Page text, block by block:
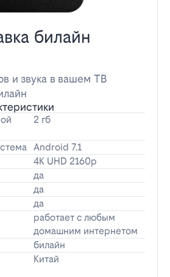
билайн
и звука в вашем ТВ
2 гб
Android 7.1
4K UHD 2160p
да
да
да
работает с любым
домашним интернетом
билайн
Китай